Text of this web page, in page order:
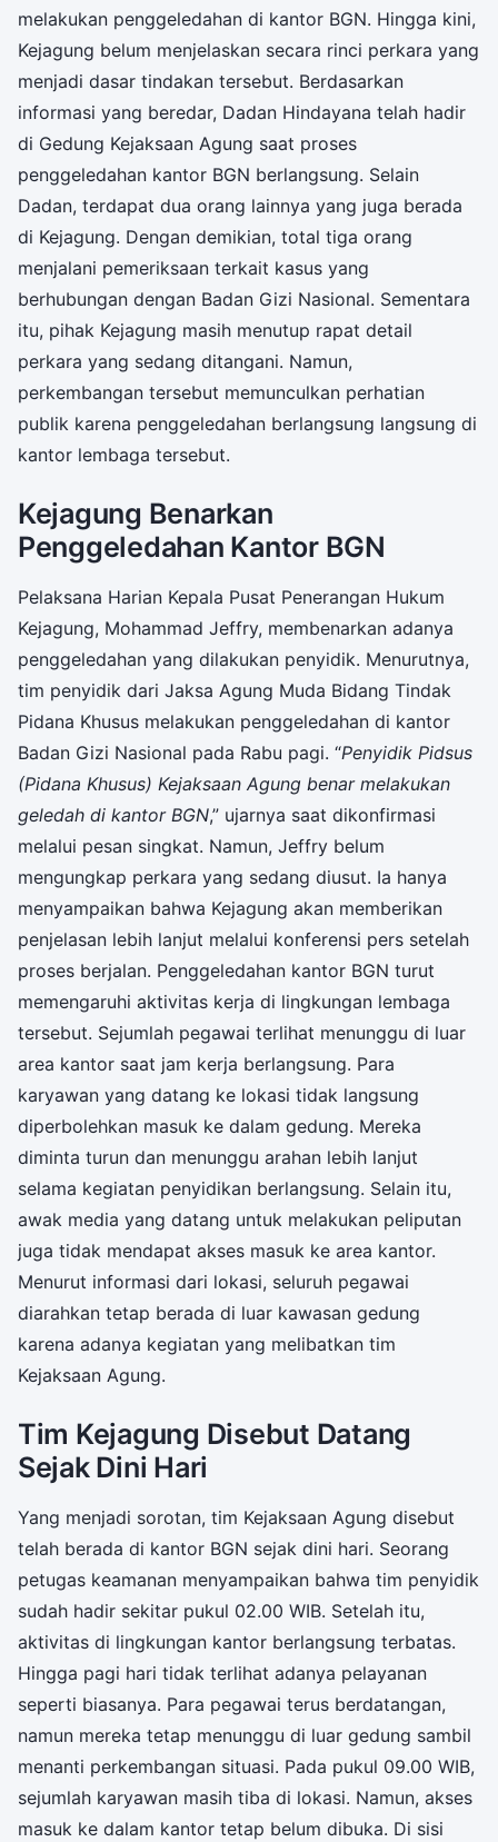
melakukan penggeledahan di kantor BGN. Hingga kini,
Kejagung belum menjelaskan secara rinci perkara yang
menjadi dasar tindakan tersebut. Berdasarkan
informasi yang beredar, Dadan Hindayana telah hadir
di Gedung Kejaksaan Agung saat proses
penggeledahan kantor BGN berlangsung. Selain
Dadan, terdapat dua orang lainnya yang juga berada
di Kejagung. Dengan demikian, total tiga orang
menjalani pemeriksaan terkait kasus yang
berhubungan dengan Badan Gizi Nasional. Sementara
itu, pihak Kejagung masih menutup rapat detail
perkara yang sedang ditangani. Namun,
perkembangan tersebut memunculkan perhatian
publik karena penggeledahan berlangsung langsung di
kantor lembaga tersebut.
Kejagung Benarkan
Penggeledahan Kantor BGN
Pelaksana Harian Kepala Pusat Penerangan Hukum
Kejagung, Mohammad Jeffry, membenarkan adanya
penggeledahan yang dilakukan penyidik. Menurutnya,
tim penyidik dari Jaksa Agung Muda Bidang Tindak
Pidana Khusus melakukan penggeledahan di kantor
Badan Gizi Nasional pada Rabu pagi. “Penyidik Pidsus
(Pidana Khusus) Kejaksaan Agung benar melakukan
geledah di kantor BGN,” ujarnya saat dikonfirmasi
melalui pesan singkat. Namun, Jeffry belum
mengungkap perkara yang sedang diusut. Ia hanya
menyampaikan bahwa Kejagung akan memberikan
penjelasan lebih lanjut melalui konferensi pers setelah
proses berjalan. Penggeledahan kantor BGN turut
memengaruhi aktivitas kerja di lingkungan lembaga
tersebut. Sejumlah pegawai terlihat menunggu di luar
area kantor saat jam kerja berlangsung. Para
karyawan yang datang ke lokasi tidak langsung
diperbolehkan masuk ke dalam gedung. Mereka
diminta turun dan menunggu arahan lebih lanjut
selama kegiatan penyidikan berlangsung. Selain itu,
awak media yang datang untuk melakukan peliputan
juga tidak mendapat akses masuk ke area kantor.
Menurut informasi dari lokasi, seluruh pegawai
diarahkan tetap berada di luar kawasan gedung
karena adanya kegiatan yang melibatkan tim
Kejaksaan Agung.
Tim Kejagung Disebut Datang
Sejak Dini Hari
Yang menjadi sorotan, tim Kejaksaan Agung disebut
telah berada di kantor BGN sejak dini hari. Seorang
petugas keamanan menyampaikan bahwa tim penyidik
sudah hadir sekitar pukul 02.00 WIB. Setelah itu,
aktivitas di lingkungan kantor berlangsung terbatas.
Hingga pagi hari tidak terlihat adanya pelayanan
seperti biasanya. Para pegawai terus berdatangan,
namun mereka tetap menunggu di luar gedung sambil
menanti perkembangan situasi. Pada pukul 09.00 WIB,
sejumlah karyawan masih tiba di lokasi. Namun, akses
masuk ke dalam kantor tetap belum dibuka. Di sisi